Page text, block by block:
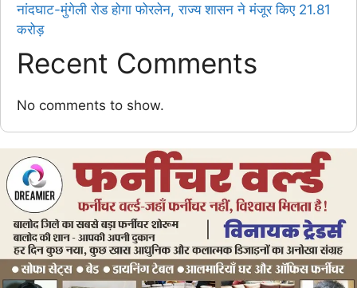
नांदघाट-मुंगेली रोड होगा फोरलेन, राज्य शासन ने मंजूर किए 21.81
करोड़
Recent Comments
No comments to show.